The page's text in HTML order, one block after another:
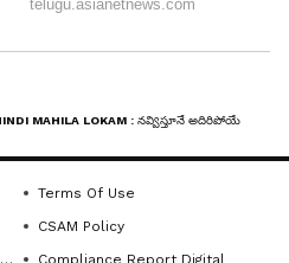
Terms Of Use
CSAM Policy
Compliance Report Digital